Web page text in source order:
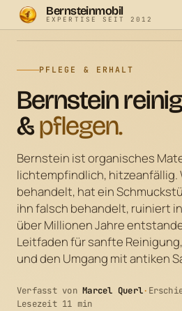
Bernsteinmobil
EXPERTISE SEIT 2012
Bernsteinmobil · Bernstein-Schmuck
PFLEGE & ERHALT
Bernstein
&pflegen.
Bernstein ist organisches
lichtempfindlich, hitzeanfällig.
behandelt, hat ein
ihn falsch behandelt, ruiniert
über Millionen Jahre
Leitfaden für sanfte
und den Umgang mit antiken
Verfasst vonMarcel Querl·
Lesezeit 11 min